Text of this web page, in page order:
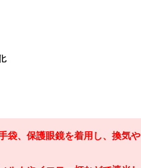
、保護眼鏡を着用し、換気や